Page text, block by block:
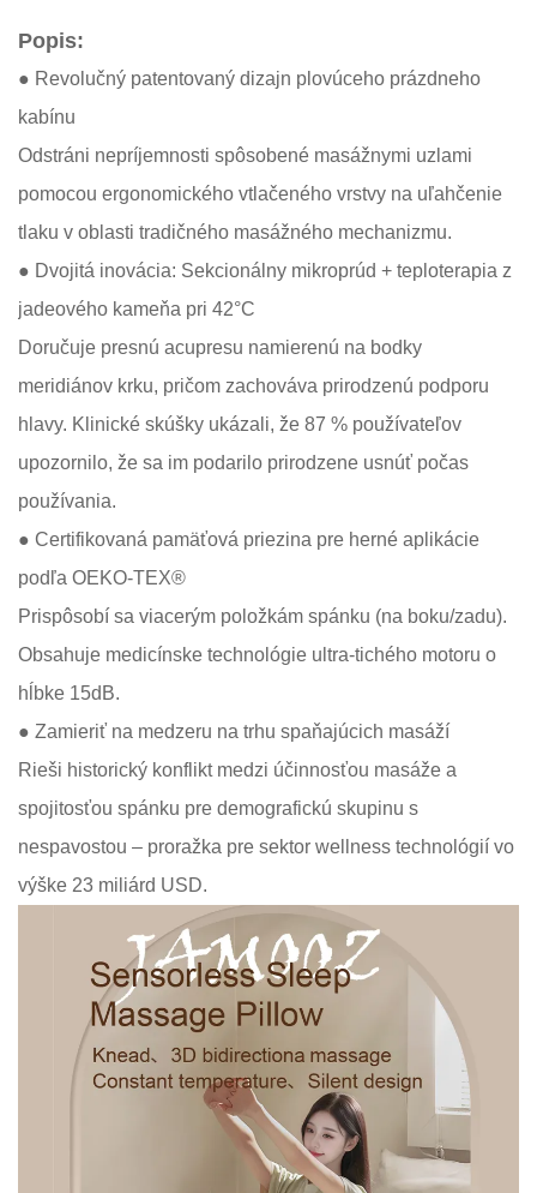
Popis:
● Revolučný patentovaný dizajn plovúceho prázdneho
kabínu
Odstráni nepríjemnosti spôsobené masážnymi uzlami
pomocou ergonomického vtlačeného vrstvy na uľahčenie
tlaku v oblasti tradičného masážného mechanizmu.
● Dvojitá inovácia: Sekcionálny mikroprúd + teploterapia z
jadeového kameňa pri 42°C
Doručuje presnú acupresu namierenú na bodky
meridiánov krku, pričom zachováva prirodzenú podporu
hlavy. Klinické skúšky ukázali, že 87 % používateľov
upozornilo, že sa im podarilo prirodzene usnúť počas
používania.
● Certifikovaná pamäťová priezina pre herné aplikácie
podľa OEKO-TEX®
Prispôsobí sa viacerým položkám spánku (na boku/zadu).
Obsahuje medicínske technológie ultra-tichého motoru o
hĺbke 15dB.
● Zamieriť na medzeru na trhu spaňajúcich masáží
Rieši historický konflikt medzi účinnosťou masáže a
spojitosťou spánku pre demografickú skupinu s
nespavostou – proražka pre sektor wellness technológií vo
výške 23 miliárd USD.